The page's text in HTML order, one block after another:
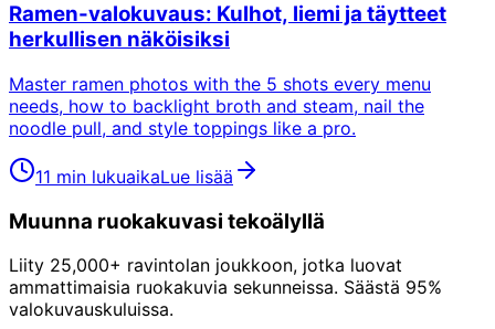
Ramen-valokuvaus: Kulhot, liemi ja täytteet
herkullisen näköisiksi
Master ramen photos with the 5 shots every menu
needs, how to backlight broth and steam, nail the
noodle pull, and style toppings like a pro.
11 min lukuaikaLue lisää
Muunna ruokakuvasi tekoälyllä
Liity 25,000+ ravintolan joukkoon, jotka luovat
ammattimaisia ruokakuvia sekunneissa. Säästä 95%
valokuvauskuluissa.